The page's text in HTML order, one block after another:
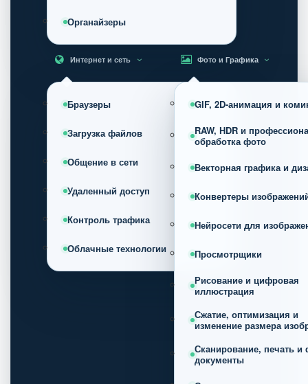
Органайзеры
Интернет и сеть
Браузеры
Загрузка файлов
Общение в сети
Удаленный доступ
Контроль трафика
Облачные технологии
Фото и Графика
GIF, 2D-анимация и
RAW, HDR и
обработка фото
Векторная графика и
Конвертеры
Нейросети для
Просмотрщики
Рисование и цифровая
иллюстрация
Сжатие, оптимизация и
изменение размера
Сканирование, печать и
документы